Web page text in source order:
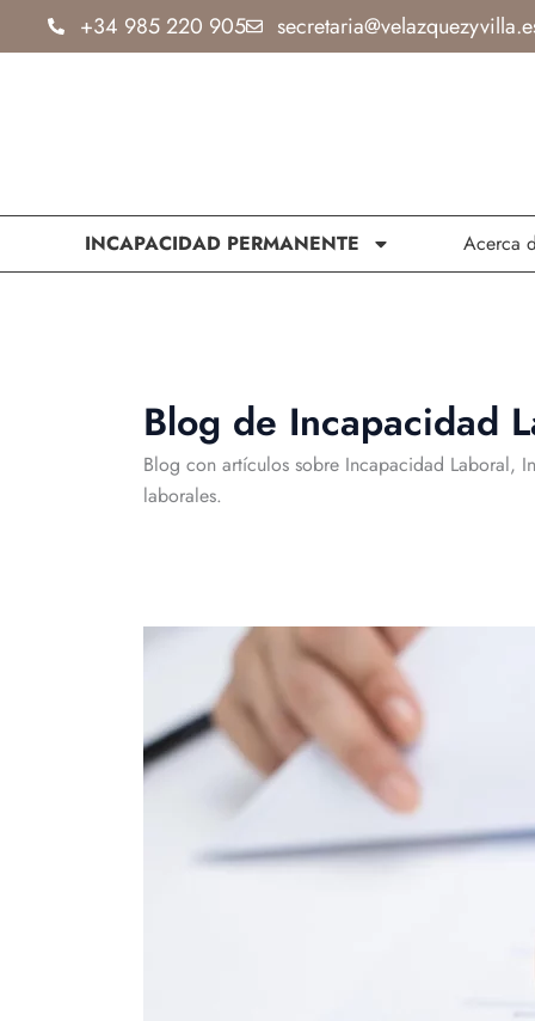
+34 985 220 905
INCAPACIDAD PERMANENTE Acerca
Blog de Incapacidad
Blog con artículos sobre Incapacidad Laboral,
laborales.
Documentos
solicitar
una